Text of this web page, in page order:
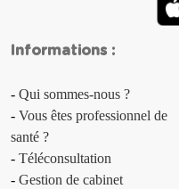
Angor
Anorexie
Anosmie
Anthrax
Informations :
Qui sommes-nous ?
Vous êtes professionnel de
santé ?
Téléconsultation
Gestion de cabinet